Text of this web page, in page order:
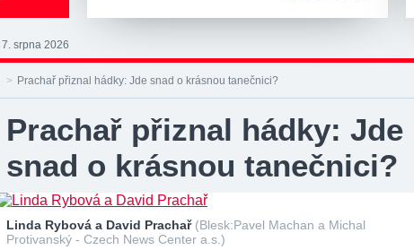
7. srpna 2026
> Prachař přiznal hádky: Jde snad o krásnou tanečnici?
Prachař přiznal hádky: Jde
snad o krásnou tanečnici?
Linda Rybová a David Prachař (Blesk:Pavel Machan a Michal
Protivanský - Czech News Center a.s.)